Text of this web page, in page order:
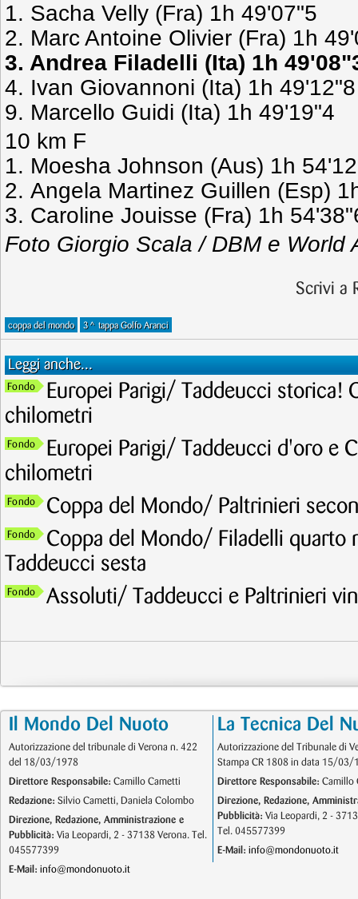
1. Sacha Velly (Fra) 1h 49'07"5
2. Marc Antoine Olivier (Fra) 1h
3. Andrea Filadelli (Ita) 1h
4. Ivan Giovannoni (Ita) 1h 49'12"8
9. Marcello Guidi (Ita) 1h 49'19"4
10 km F
1. Moesha Johnson (Aus) 1h
2. Angela Martinez Guillen (Esp)
3. Caroline Jouisse (Fra) 1h
Foto Giorgio Scala / DBM e World
Scrivi a
coppa del mondo 3^ tappa Golfo Aranci
Leggi anche...
Fondo
Europei Parigi/ Taddeucci storica!
chilometri
Fondo
Europei Parigi/ Taddeucci d'oro e
chilometri
Fondo Coppa del Mondo/ Paltrinieri
Fondo
Coppa del Mondo/ Filadelli quarto
Taddeucci sesta
Fondo Assoluti/ Taddeucci e Paltrinieri
Il Mondo Del Nuoto
Autorizzazione del tribunale di Verona n. 422
del 18/03/1978
Direttore Responsabile: Camillo Cametti
Redazione: Silvio Cametti, Daniela Colombo
Direzione, Redazione, Amministrazione e
Pubblicità: Via Leopardi, 2 - 37138 Verona. Tel.
045577399
E-Mail: info@mondonuoto.it
La Tecnica Del
Autorizzazione del Tribunale di
Stampa CR 1808 in data 15/03/
Direttore Responsabile: Camillo
Direzione, Redazione,
Pubblicità: Via Leopardi, 2 -
Tel. 045577399
E-Mail: info@mondonuoto.it